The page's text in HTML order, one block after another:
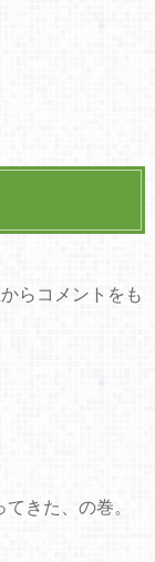
らコメントをも
きた、の巻。